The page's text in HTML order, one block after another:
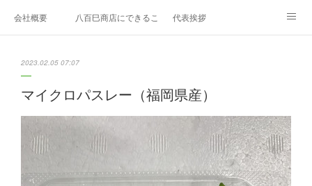
会社概要 八百巳商店にできること 代表挨拶
7月のおすすめ 8月のおすすめ 9月のおすすめ
10月のおすすめ 11月のおすすめ 12月のおすすめ
2023.02.05 07:07
マイクロパスレー（福岡県産）